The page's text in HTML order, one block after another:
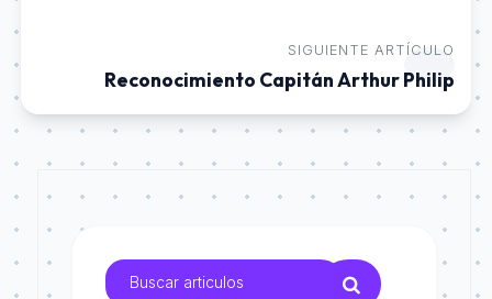
SIGUIENTE ARTÍCULO
Reconocimiento Capitán Arthur Philip